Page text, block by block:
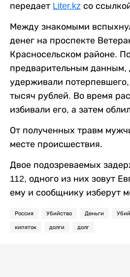
передает Liter.kz со
Между знакомыми
денег на проспекте
Красносельском районе.
предварительным данным,
удерживали
тысяч рублей. Во время
избивали его, а затем
От полученных травм
месте происшествия.
Двое подозреваемых
112, одного из них зовут
ему и сообщнику изберут
Россия Убийство Деньги
кипяток долги долг